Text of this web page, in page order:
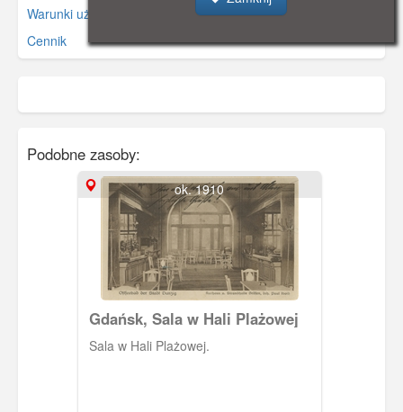
Warunki używania zasobów.
Cennik
Podobne zasoby:
ok. 1910
Gdańsk, Sala w Hali Plażowej
Sala w Hali Plażowej.